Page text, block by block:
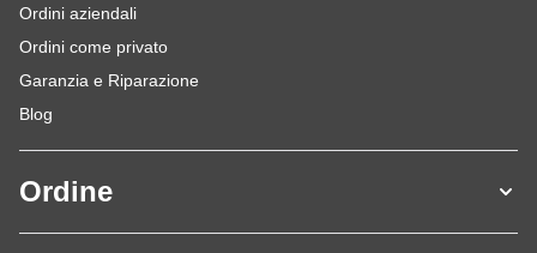
Ordini aziendali
Ordini come privato
Garanzia e Riparazione
Blog
Ordine